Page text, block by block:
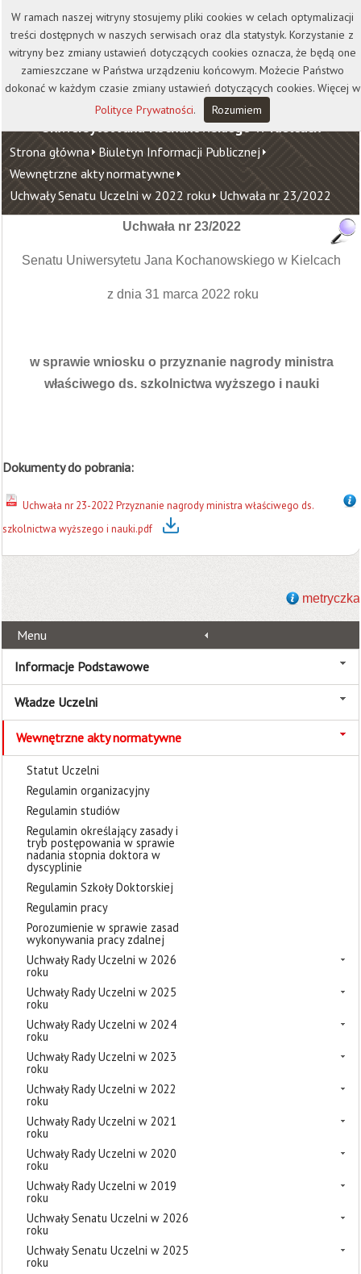
Kontakt Biblioteka
Wydawnictwo
Wirtualna Uczelnia
Uniwersytet Jana Kochanowskiego w Kielcach
Strona główna Biuletyn Informacji Publicznej
Wewnętrzne akty normatywne
Uchwały Senatu Uczelni w 2022 roku Uchwała nr 23/2022
Uchwała nr 23/2022
Senatu Uniwersytetu Jana Kochanowskiego w Kielcach
z dnia 31 marca 2022 roku
w sprawie wniosku o przyznanie nagrody ministra
właściwego ds. szkolnictwa wyższego i nauki
Dokumenty do pobrania:
Uchwała nr 23-2022 Przyznanie nagrody ministra właściwego ds.
szkolnictwa wyższego i nauki.pdf
metryczka
Menu
Informacje Podstawowe
Władze Uczelni
Wewnętrzne akty normatywne
Statut Uczelni
Regulamin organizacyjny
Regulamin studiów
Regulamin określający zasady i
tryb postępowania w sprawie
nadania stopnia doktora w
dyscyplinie
Regulamin Szkoły Doktorskiej
Regulamin pracy
Porozumienie w sprawie zasad
wykonywania pracy zdalnej
Uchwały Rady Uczelni w 2026
roku
Uchwały Rady Uczelni w 2025
roku
Uchwały Rady Uczelni w 2024
roku
Uchwały Rady Uczelni w 2023
roku
Uchwały Rady Uczelni w 2022
roku
Uchwały Rady Uczelni w 2021
roku
Uchwały Rady Uczelni w 2020
roku
Uchwały Rady Uczelni w 2019
roku
Uchwały Senatu Uczelni w 2026
roku
Uchwały Senatu Uczelni w 2025
roku
W ramach naszej witryny stosujemy pliki cookies w celach optymalizacji
treści dostępnych w naszych serwisach oraz dla statystyk. Korzystanie z
witryny bez zmiany ustawień dotyczących cookies oznacza, że będą one
zamieszczane w Państwa urządzeniu końcowym. Możecie Państwo
dokonać w każdym czasie zmiany ustawień dotyczących cookies. Więcej w
Polityce Prywatności. Rozumiem